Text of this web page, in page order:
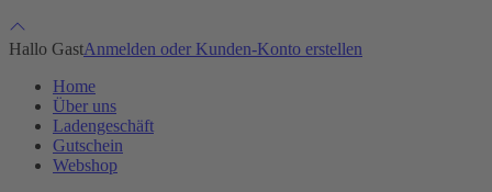
Hallo GastAnmelden oder Kunden-Konto erstellen
Home
Über uns
Ladengeschäft
Gutschein
Webshop